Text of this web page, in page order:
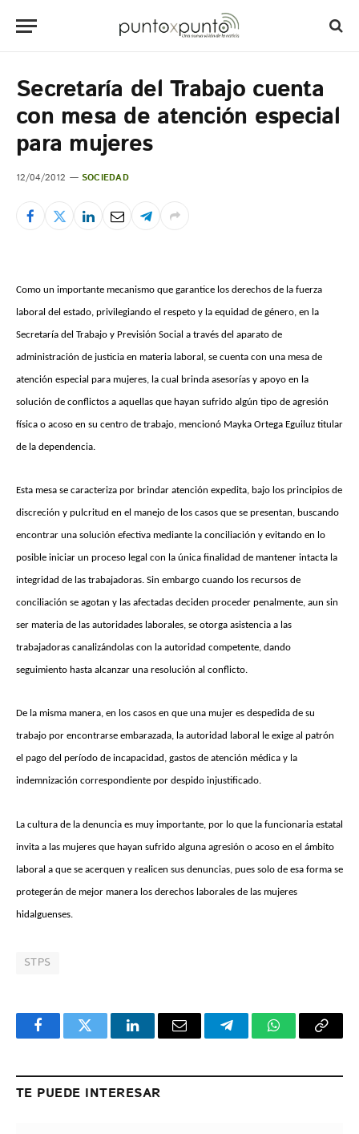
Secretaría del Trabajo cuenta
con mesa de atención especial
para mujeres
12/04/2012 SOCIEDAD
Como un importante mecanismo que garantice los derechos de la fuerza
laboral del estado, privilegiando el respeto y la equidad de género, en la
Secretaría del Trabajo y Previsión Social a través del aparato de
administración de justicia en materia laboral, se cuenta con una mesa de
atención especial para mujeres, la cual brinda asesorías y apoyo en la
solución de conflictos a aquellas que hayan sufrido algún tipo de agresión
física o acoso en su centro de trabajo, mencionó Mayka Ortega Eguiluz titular
de la dependencia.
Esta mesa se caracteriza por brindar atención expedita, bajo los principios de
discreción y pulcritud en el manejo de los casos que se presentan, buscando
encontrar una solución efectiva mediante la conciliación y evitando en lo
posible iniciar un proceso legal con la única finalidad de mantener intacta la
integridad de las trabajadoras. Sin embargo cuando los recursos de
conciliación se agotan y las afectadas deciden proceder penalmente, aun sin
ser materia de las autoridades laborales, se otorga asistencia a las
trabajadoras canalizándolas con la autoridad competente, dando
seguimiento hasta alcanzar una resolución al conflicto.
De la misma manera, en los casos en que una mujer es despedida de su
trabajo por encontrarse embarazada, la autoridad laboral le exige al patrón
el pago del período de incapacidad, gastos de atención médica y la
indemnización correspondiente por despido injustificado.
La cultura de la denuncia es muy importante, por lo que la funcionaria estatal
invita a las mujeres que hayan sufrido alguna agresión o acoso en el ámbito
laboral a que se acerquen y realicen sus denuncias, pues solo de esa forma se
protegerán de mejor manera los derechos laborales de las mujeres
hidalguenses.
STPS
FacebookTwitter LinkedInEmail TelegramWhatsApp
Copy
TE PUEDE INTERESAR